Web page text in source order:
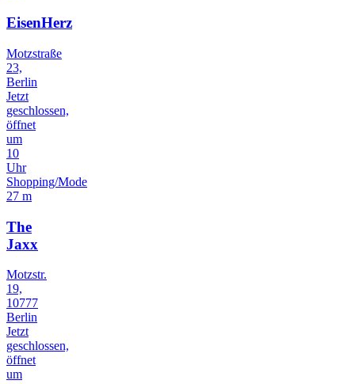
EisenHerz
Motzstraße
23,
Berlin
Jetzt
geschlossen,
öffnet
um
10
Uhr
Shopping/Mode
27 m
The
Jaxx
Motzstr.
19,
10777
Berlin
Jetzt
geschlossen,
öffnet
um